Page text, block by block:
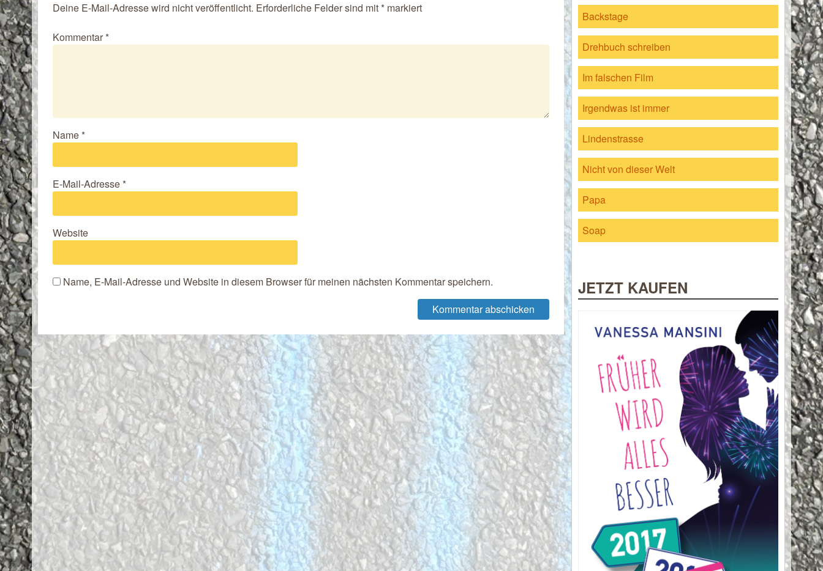
Deine E-Mail-Adresse wird nicht veröffentlicht. Erforderliche Felder sind mit* markiert
Kommentar*
Name*
E-Mail-Adresse*
Website
Name, E-Mail-Adresse und Website in diesem Browser für meinen nächsten Kommentar speichern.
Backstage
Drehbuch schreiben
Im falschen Film
Irgendwas ist immer
Lindenstrasse
Nicht von dieser Welt
Papa
Soap
JETZT KAUFEN